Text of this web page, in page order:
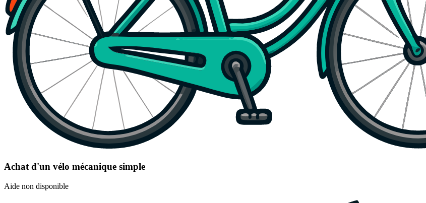
Achat d'un vélo mécanique simple
Aide non disponible